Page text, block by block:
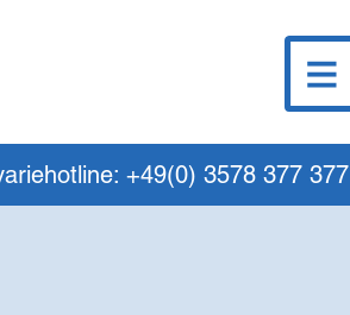
+49(0) 3578 377 377